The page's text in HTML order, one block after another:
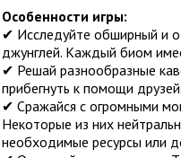
Особенности игры:
✔ Исследуйте обширный и
джунглей. Каждый биом
✔ Решай разнообразные
прибегнуть к помощи друзей.
✔ Сражайся с огромными
Некоторые из них
необходимые ресурсы или